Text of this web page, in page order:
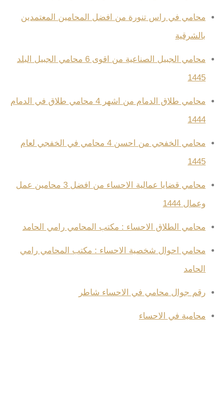
محامي في راس تنورة من افضل المحامين المعتمدين
بالشرقية
محامي الجبيل الصناعية من اقوى 6 محامي الجبيل البلد
1445
محامي طلاق الدمام من اشهر 4 محامي طلاق في الدمام
1444
محامي الخفجي من احسن 4 محامي في الخفجي لعام
1445
محامي قضايا عمالية الاحساء من افضل 3 محامين عمل
وعمال 1444
محامي الطلاق الاحساء : مكتب المحامي رامي الحامد
محامي احوال شخصية الاحساء : مكتب المحامي رامي
الحامد
رقم جوال محامي في الاحساء شاطر
محامية في الاحساء